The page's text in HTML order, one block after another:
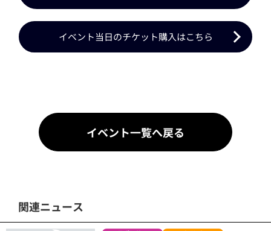
イベント当日のチケット購入はこちら
イベント一覧へ戻る
関連ニュース